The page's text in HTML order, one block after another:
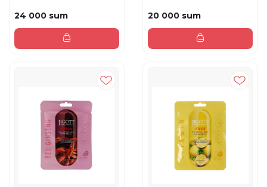
24 000 sum 20 000 sum